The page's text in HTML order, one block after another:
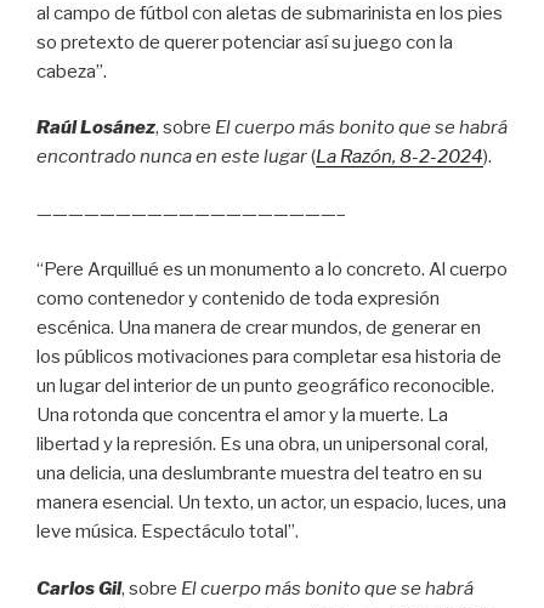
al campo de fútbol con aletas de submarinista en los pies
so pretexto de querer potenciar así su juego con la
cabeza”.
Raúl Losánez, sobre El cuerpo más bonito que se habrá
encontrado nunca en este lugar(La Razón, 8-2-2024).
———————————————————–
“Pere Arquillué es un monumento a lo concreto. Al cuerpo
como contenedor y contenido de toda expresión
escénica. Una manera de crear mundos, de generar en
los públicos motivaciones para completar esa historia de
un lugar del interior de un punto geográfico reconocible.
Una rotonda que concentra el amor y la muerte. La
libertad y la represión. Es una obra, un unipersonal coral,
una delicia, una deslumbrante muestra del teatro en su
manera esencial. Un texto, un actor, un espacio, luces, una
leve música. Espectáculo total”.
Carlos Gil, sobre El cuerpo más bonito que se habrá